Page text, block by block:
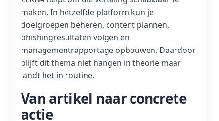
maken. In hetzelfde platform kun je
doelgroepen beheren, content plannen,
phishingresultaten volgen en
managementrapportage opbouwen. Daardoor
blijft dit thema niet hangen in theorie maar
landt het in routine.
Van artikel naar concrete
actie